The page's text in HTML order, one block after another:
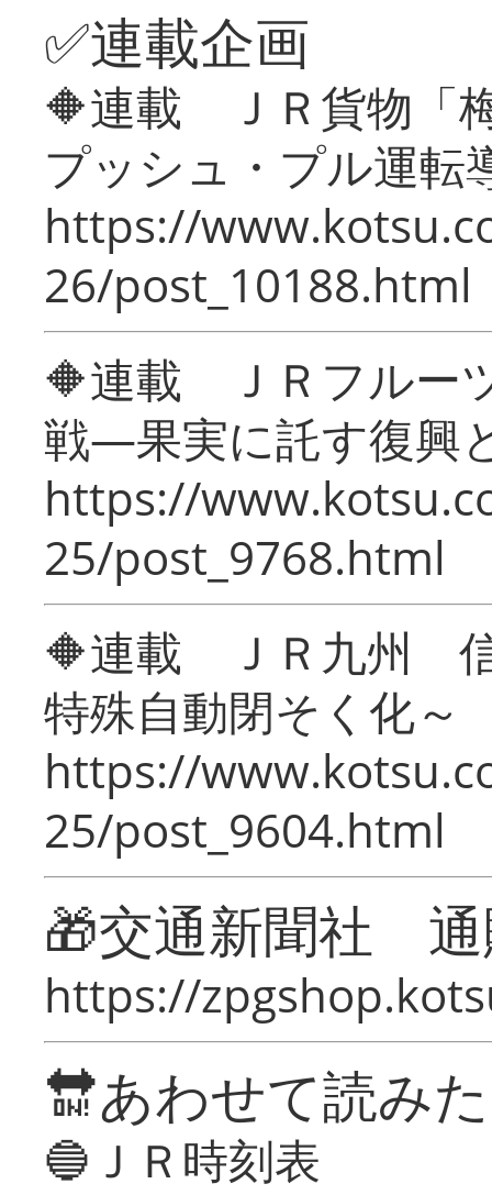
✅連載企画
🔶連載 ＪＲ貨物「
プッシュ・プル運転
https://
26/post_10188.html
🔶連載 ＪＲフルー
戦―果実に託す復興
https://
25/post_9768.html
🔶連載 ＪＲ九州 信
特殊自動閉そく化～
https://
25/post_9604.html
🎁交通新聞社
https://
🔛あわせて読み
🔵ＪＲ時刻表